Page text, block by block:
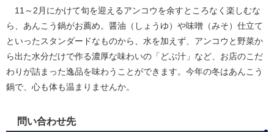
11～2月にかけて旬を迎えるアンコウを余すところなく楽しむな
ら、あんこう鍋がお薦め。醤油（しょうゆ）や味噌（みそ）仕立て
といったスタンダードなものから、水を加えず、アンコウと野菜か
ら出た水分だけで作る濃厚な味わいの「どぶ汁」など、お店のこだ
わりが詰まった逸品を味わうことができます。今年の冬はあんこう
鍋で、心も体も温まりませんか。
問い合わせ先